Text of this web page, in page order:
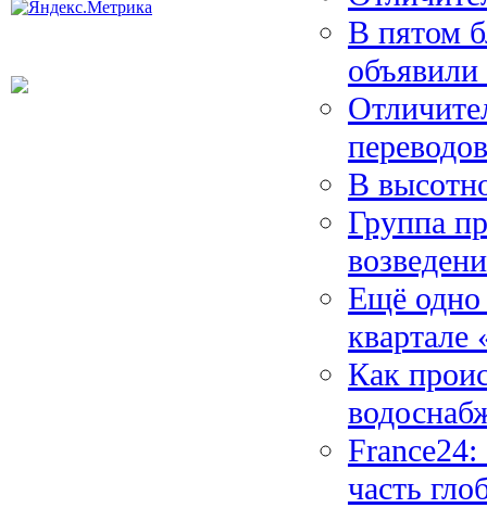
В пятом
переводов
В
Группа
Ещё одно
квартале
Как
часть